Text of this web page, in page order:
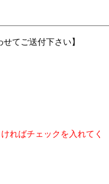
てご送付下さい】
ればチェックを入れてく